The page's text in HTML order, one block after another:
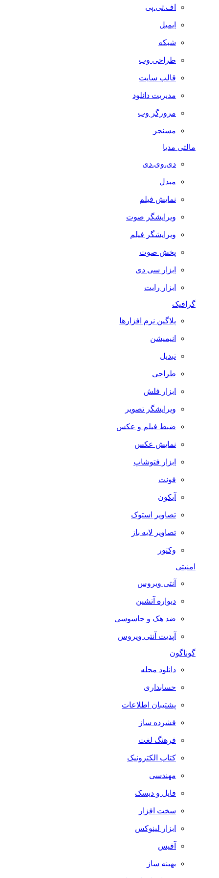
اف.تی.پی
ایمیل
شبکه
طراحی وب
قالب سایت
مدیریت دانلود
مرورگر وب
مسنجر
مالتی مدیا
دی.وی.دی
مبدل
نمایش فیلم
ویرایشگر صوت
ویرایشگر فیلم
پخش صوت
ابزار سی دی
ابزار رایت
گرافیک
پلاگین نرم افزارها
انیمیشن
تبدیل
طراحی
ابزار فلش
ویرایشگر تصویر
ضبط فيلم و عكس
نمایش عکس
ابزار فتوشاپ
فونت
آیکون
تصاویر استوک
تصاویر لایه باز
وکتور
آنتی ویروس
دیواره آتشین
ضد هک و جاسوسی
آپدیت آنتی ویروس
گوناگون
دانلود مجله
حسابداری
پشتیبان اطلاعات
فشرده ساز
فرهنگ لغت
کتاب الکترونیک
مهندسی
فایل و دیسک
سخت افزار
ابزار لینوکس
آفیس
بهینه ساز